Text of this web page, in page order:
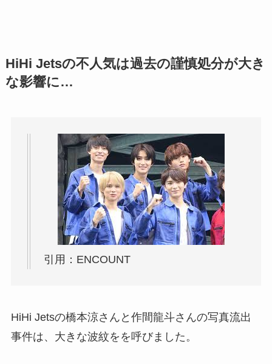
HiHi Jetsの不人気は過去の謹慎処分が大き
な影響に…
引用：ENCOUNT
HiHi Jetsの橋本涼さんと作間龍斗さんの写真流出
事件は、大きな波紋をを呼びました。